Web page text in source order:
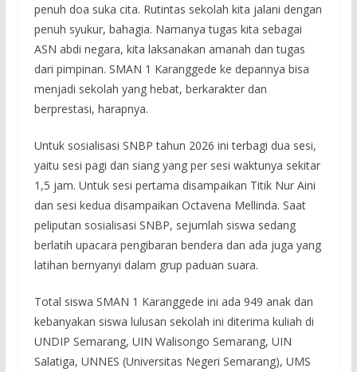
penuh doa suka cita. Rutintas sekolah kita jalani dengan
penuh syukur, bahagia. Namanya tugas kita sebagai
ASN abdi negara, kita laksanakan amanah dan tugas
dari pimpinan. SMAN 1 Karanggede ke depannya bisa
menjadi sekolah yang hebat, berkarakter dan
berprestasi, harapnya.
Untuk sosialisasi SNBP tahun 2026 ini terbagi dua sesi,
yaitu sesi pagi dan siang yang per sesi waktunya sekitar
1,5 jam. Untuk sesi pertama disampaikan Titik Nur Aini
dan sesi kedua disampaikan Octavena Mellinda. Saat
peliputan sosialisasi SNBP, sejumlah siswa sedang
berlatih upacara pengibaran bendera dan ada juga yang
latihan bernyanyi dalam grup paduan suara.
Total siswa SMAN 1 Karanggede ini ada 949 anak dan
kebanyakan siswa lulusan sekolah ini diterima kuliah di
UNDIP Semarang, UIN Walisongo Semarang, UIN
Salatiga, UNNES (Universitas Negeri Semarang), UMS